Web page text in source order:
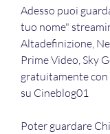
Adesso puoi
tuo nome"
Altadefinizione,
Prime Video, Sky
gratuitamente
su Cineblog01
Poter guardare